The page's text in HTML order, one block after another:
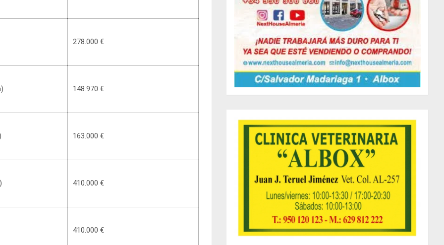
278.000 €
148.970 €
163.000 €
410.000 €
410.000 €